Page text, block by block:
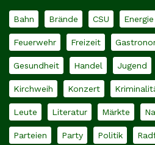
Bahn Brände CSU Energie
Feuerwehr Freizeit
Gesundheit Handel Jugend
Kirchweih Konzert
Leute Literatur Märkte
Parteien Party Politik